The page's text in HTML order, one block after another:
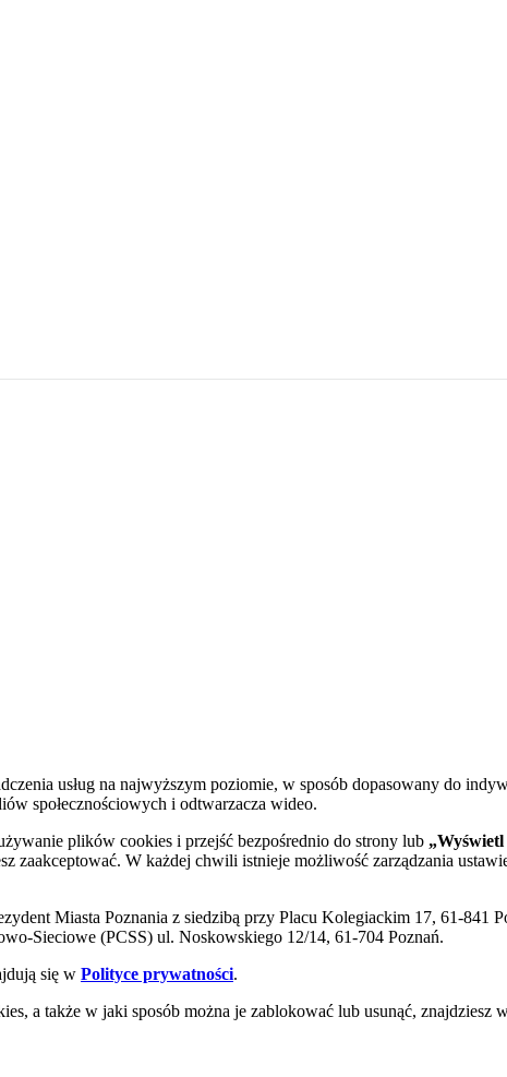
usług na najwyższym poziomie, w sposób dopasowany do
społecznościowych i odtwarzacza wideo.
plików cookies i przejść bezpośrednio do strony lub
zaakceptować. W każdej chwili istnieje możliwość zarządzania
Miasta Poznania z siedzibą przy Placu Kolegiackim 17, 61-841
Sieciowe (PCSS) ul. Noskowskiego 12/14, 61-704 Poznań.
się w Polityce prywatności.
a także w jaki sposób można je zablokować lub usunąć, znajdziesz